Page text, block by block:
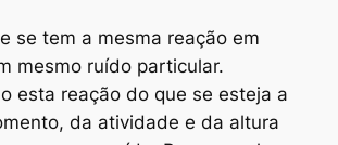
se tem a mesma reação em
mesmo ruído particular.
esta reação do que se esteja a
da atividade e da altura